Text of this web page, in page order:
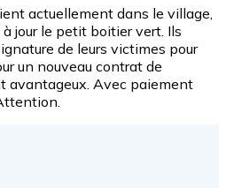
actuellement dans le village,
jour le petit boitier vert. Ils
de leurs victimes pour
un nouveau contrat de
avantageux. Avec paiement